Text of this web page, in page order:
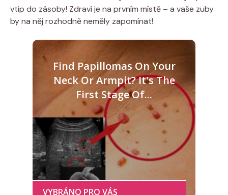
vtip do zásoby! Zdraví je na prvním místě – a vaše zuby
by na něj rozhodně neměly zapomínat!
Find Papillomas On Your
Neck Or Armpit? It's The
First Stage Of...